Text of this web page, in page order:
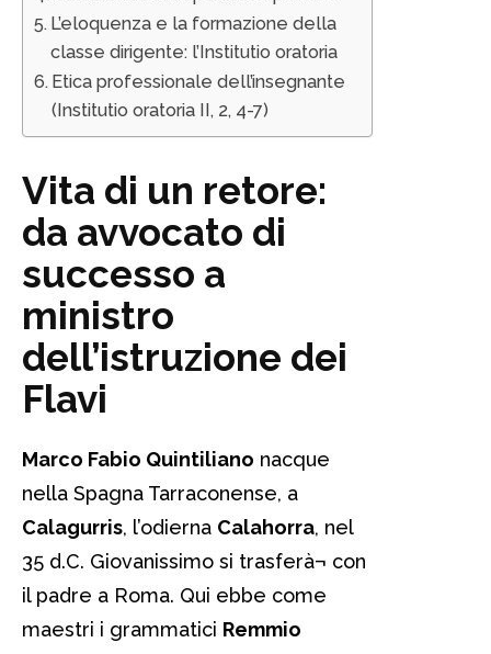
L’eloquenza e la formazione della
classe dirigente: l’Institutio oratoria
Etica professionale dell’insegnante
(Institutio oratoria II, 2, 4-7)
Vita di un retore:
da avvocato di
successo a
ministro
dell’istruzione dei
Flavi
Marco Fabio Quintiliano nacque
nella Spagna Tarraconense, a
Calagurris, l’odierna Calahorra, nel
35 d.C. Giovanissimo si trasferà¬ con
il padre a Roma. Qui ebbe come
maestri i grammatici Remmio